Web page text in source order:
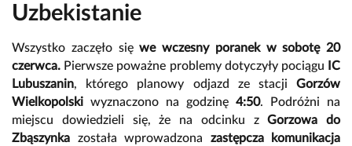
Uzbekistanie
Wszystko zaczęło sięwe wczesny poranek w sobotę 20
czerwca. Pierwsze poważne problemy dotyczyły pociągu
IC
Lubuszanin, którego planowy odjazd ze stacji Gorzów
Wielkopolski wyznaczono na godzinę 4:50. Podróżni na
miejscu dowiedzieli się, że na odcinku zGorzowa do
Zbąszynka została wprowadzona zastępcza komunikacja